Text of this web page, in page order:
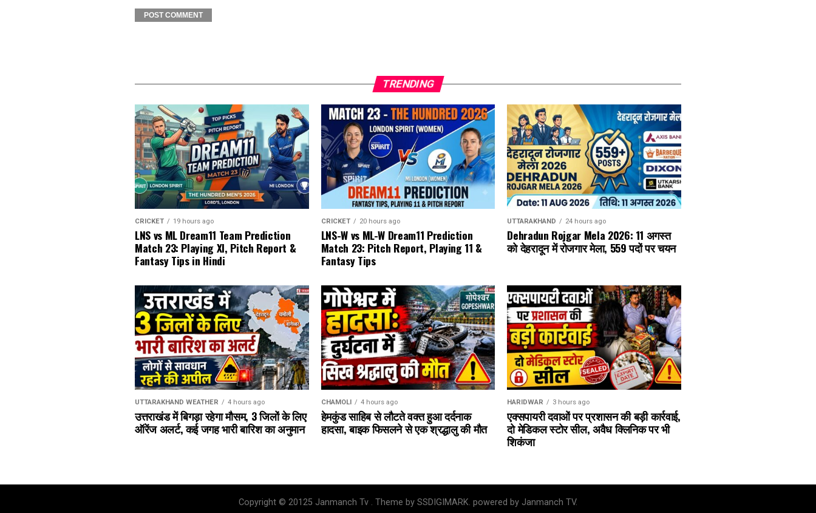
TRENDING
CRICKET 19 hours ago
LNS vs ML Dream11 Team Prediction
Match 23: Playing XI, Pitch Report &
Fantasy Tips in Hindi
CRICKET 20 hours ago
LNS-W vs ML-W Dream11 Prediction
Match 23: Pitch Report, Playing 11 &
Fantasy Tips
UTTARAKHAND 24 hours ago
Dehradun Rojgar Mela 2026: 11 अगस्त
को देहरादून में रोजगार मेला, 559 पदों पर चयन
UTTARAKHAND WEATHER 4 hours ago
उत्तराखंड में बिगड़ा रहेगा मौसम, 3 जिलों के लिए
ऑरेंज अलर्ट, कई जगह भारी बारिश का अनुमान
CHAMOLI 4 hours ago
हेमकुंड साहिब से लौटते वक्त हुआ दर्दनाक
हादसा, बाइक फिसलने से एक श्रद्धालु की मौत
HARIDWAR 3 hours ago
एक्सपायरी दवाओं पर प्रशासन की बड़ी कार्रवाई,
दो मेडिकल स्टोर सील, अवैध क्लिनिक पर भी
शिकंजा
Copyright © 20125 Janmanch Tv . Theme by SSDIGIMARK. powered by Janmanch TV.